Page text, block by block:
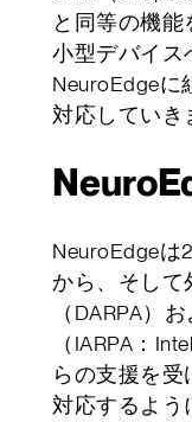
と同等の機
小型デバイス
NeuroEdgeに
対応していき
NeuroEdgeは
から、そして
（DARPA）
（IARPA：
らの支援を
対応するよう